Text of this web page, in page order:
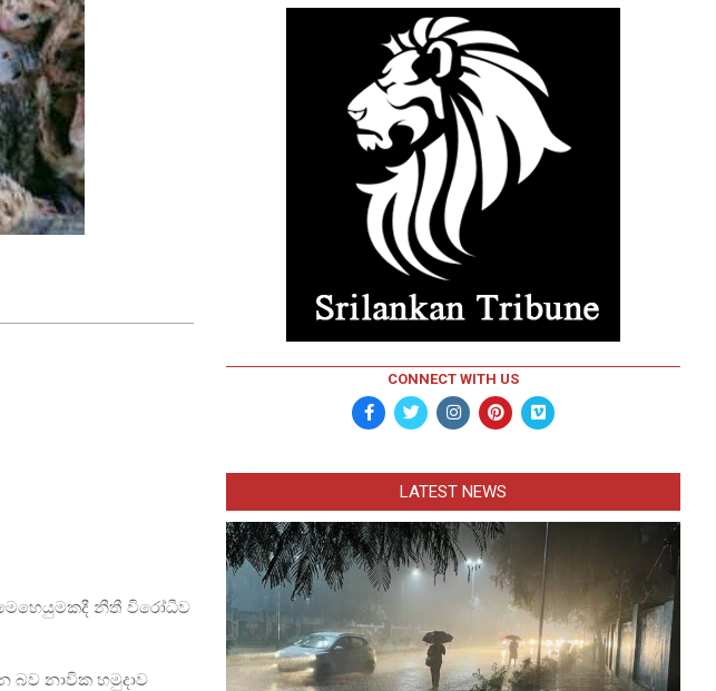
මෙහෙයුමකදී නීතී විරෝධීව
බව නාවික හමුදාව
CONNECT WITH US
LATEST NEWS